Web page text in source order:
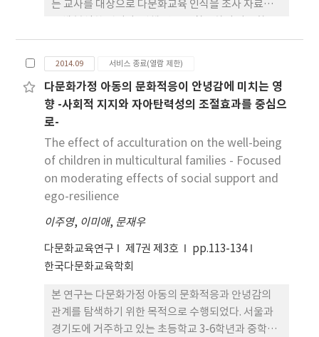
다.
는 교사를 대상으로 다문화교육 인식을 조사 자료를
육 인식은 다문화가정 학생 수용성, 반차별 반편견 다
문화교육에 대한 동의, 다문화가정 학생의 지원 등으
로 나누어 조사하고, 담임 경험 여부, 담당 교과, 학교
급에 따른 교사들의 인식 차이에 주목하였다. 조사는
전국적으로 다문화가정 학생이 일정 수 이상인 중학
교와 고등학교 167개교를 대상으로 조사하여 중학교
교사 1,733명, 고등학교 교사 835명의 응답을 얻을
수 있었다. 분석 결과 다문화가정 학생의 담임 경험 유
무나 담당 교과에 따라 다문화교육에 대한 인식의 차
이가 있음을 알 수 있었다. 다문화가정 학생의 담임 경
별 반편견 다문화교육 등에 더 동의하는 경향이 있었
으나 전반적으로 담임 경험 여부에 따른 유의미한 차
이는 두드러지지 않았다. 그러나 담당 교과에 따른 차
회과 담당교사는 영어나 그 외 교과 담당 교사에 비해
서 다문화가정 학생에 대해 더 수용적이며 다문화교
육에 더 개방적인 인식을 가지고 있는 것을 확인할 수
2014.09 서비스 종료(열람 제한)
다문화가정 아동의 문화적응이 안녕감에 미치는 영
향 -사회적 지지와 자아탄력성의 조절효과를 중심으
로-
The effect of acculturation on the well-being
of children in multicultural families - Focused
on moderating effects of social support and
ego-resilience
이주영, 이미애, 문재우
다문화교육연구 제7권 제3호
pp.113-134
한국다문화교육학회
본 연구는 다문화가정 아동의 문화적응과 안녕감의
관계를 탐색하기 위한 목적으로 수행되었다. 서울과
경기도에 거주하고 있는 초등학교 3-6학년과 중학교